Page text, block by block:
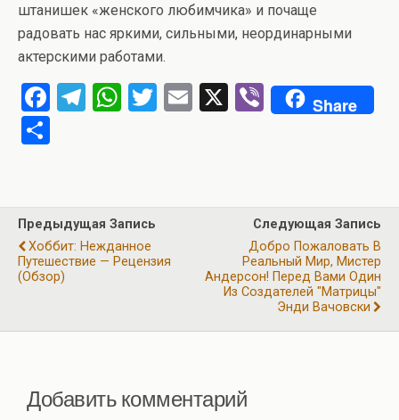
штанишек «женского любимчика» и почаще
радовать нас яркими, сильными, неординарными
актерскими работами.
F
o
o
k
T
a
m
W
A
p
p
T
E
X
Vi
b
Share
р
а
в
ть
Предыдущая Запись
Хоббит: Нежданное
Путешествие — Рецензия
(обзор)
Следующая Запись
Добро Пожаловать В
Реальный Мир, Мистер
Андерсон! Перед Вами Один
Из Создателей "Матрицы"
Энди Вачовски
Добавить комментарий